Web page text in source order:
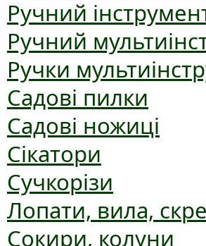
Ручний
Ручний
Ручки
Садові пилки
Садові ножиці
Сікатори
Сучкорізи
Лопати, вила,
Сокири, колуни